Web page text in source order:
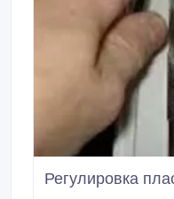
Регулировка